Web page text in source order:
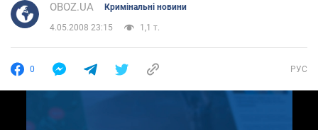
OBOZ.UA Кримінальні новини
4.05.2008 23:15 1,1 т.
0 РУС